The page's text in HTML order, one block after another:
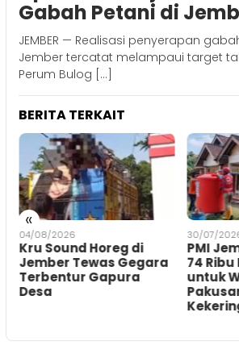
Gabah Petani di
JEMBER — Realisasi penyerapan
Jember tercatat melampaui target
Perum Bulog […]
BERITA TERKAIT
«
04/08/2026
Kru Sound Horeg di
Jember Tewas Gegara
Terbentur Gapura
Desa
30/07/
PMI
74 Ribu
untuk